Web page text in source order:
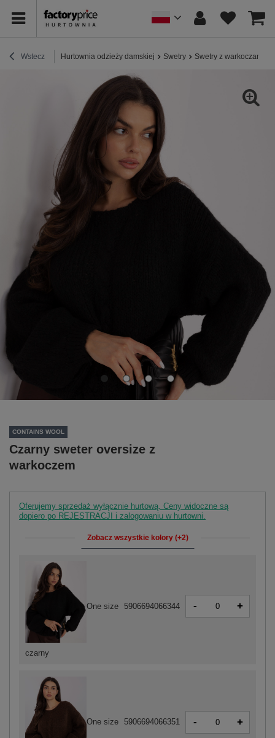
Wstecz Hurtownia odzieży damskiej Swetry Swetry z warkoczami
CONTAINS WOOL
Czarny sweter oversize z
warkoczem
Oferujemy sprzedaż wyłącznie hurtową. Ceny widoczne są
dopiero po REJESTRACJI i zalogowaniu w hurtowni.
Zobacz wszystkie kolory (+2)
One size 5906694066351 - +
czarny
One size 5906694066344 - +